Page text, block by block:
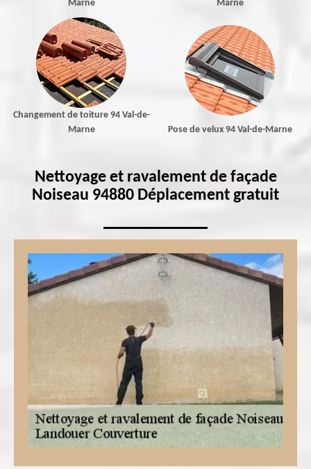
Marne
Marne
Changement de toiture 94 Val-de-
Marne
Pose de velux 94 Val-de-Marne
Nettoyage et ravalement de façade
Noiseau 94880 Déplacement gratuit